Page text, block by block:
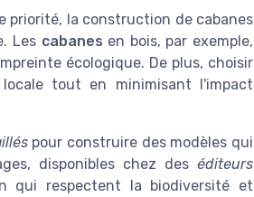
priorité, la construction de cabanes
Les cabanes en bois, par exemple,
écologique. De plus, choisir
tout en minimisant l'impact
pour construire des modèles qui
disponibles chez des éditeurs
qui respectent la biodiversité et